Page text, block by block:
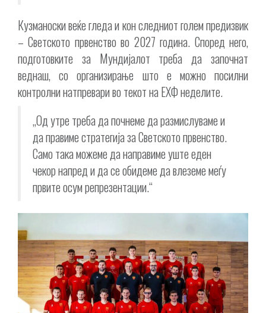
Кузманоски веќе гледа и кон следниот голем предизвик
– Светското првенство во 2027 година. Според него,
подготовките за Мундијалот треба да започнат
веднаш, со организирање што е можно посилни
контролни натпревари во текот на ЕХФ неделите.
„Од утре треба да почнеме да размислуваме и
да правиме стратегија за Светското првенство.
Само така можеме да направиме уште еден
чекор напред и да се обидеме да влеземе меѓу
првите осум репрезентации.“